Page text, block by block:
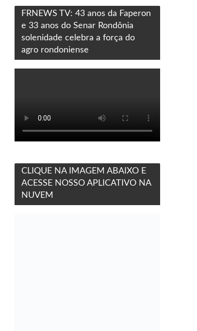
FRNEWS TV: 43 anos da Faperon
e 33 anos do Senar Rondônia
solenidade celebra a força do
agro rondoniense
CLIQUE NA IMAGEM ABAIXO E
ACESSE NOSSO APLICATIVO NA
NUVEM